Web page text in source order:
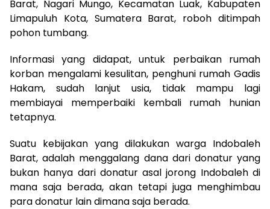
Barat, Nagari Mungo, Kecamatan Luak, Kabupaten
Limapuluh Kota, Sumatera Barat, roboh ditimpah
pohon tumbang.
Informasi yang didapat, untuk perbaikan rumah
korban mengalami kesulitan, penghuni rumah Gadis
Hakam, sudah lanjut usia, tidak mampu lagi
membiayai memperbaiki kembali rumah hunian
tetapnya.
Suatu kebijakan yang dilakukan warga Indobaleh
Barat, adalah menggalang dana dari donatur yang
bukan hanya dari donatur asal jorong Indobaleh di
mana saja berada, akan tetapi juga menghimbau
para donatur lain dimana saja berada.